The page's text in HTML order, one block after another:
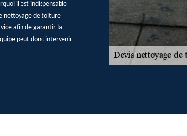
il est indispensable
nettoyage de toiture
afin de garantir la
peut donc intervenir